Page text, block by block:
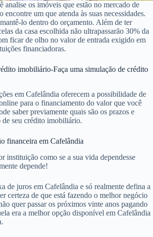
analise os imóveis que estão no mercado de
encontre um que atenda às suas necessidades.
lo dentro do orçamento. Além de ter
da casa escolhida não ultrapassarão 30% da
ficar de olho no valor de entrada exigido em
financiadoras.
imobiliário-Faça uma simulação de crédito
em Cafelândia oferecem a possibilidade de
para o financiamento do valor que você
saber previamente quais são os prazos e
de seu crédito imobiliário.
financeira em Cafelândia
instituição como se a sua vida dependesse
depende!
de juros em Cafelândia e só realmente defina a
certeza de que está fazendo o melhor negócio
quer passar os próximos vinte anos pagando
era a melhor opção disponível em Cafelândia